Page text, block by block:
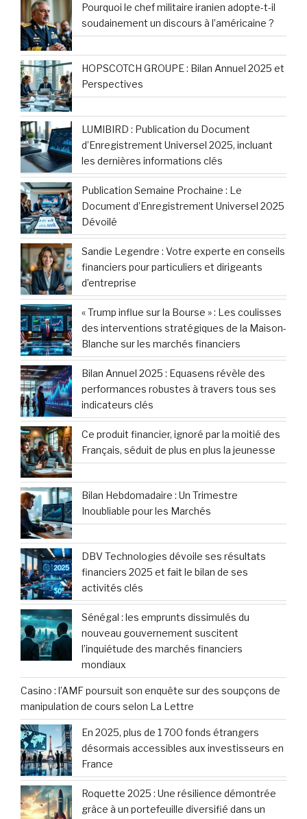
Pourquoi le chef militaire iranien adopte-t-il
soudainement un discours à l’américaine ?
HOPSCOTCH GROUPE : Bilan Annuel 2025 et
Perspectives
LUMIBIRD : Publication du Document
d’Enregistrement Universel 2025, incluant
les dernières informations clés
Publication Semaine Prochaine : Le
Document d’Enregistrement Universel 2025
Dévoilé
Sandie Legendre : Votre experte en conseils
financiers pour particuliers et dirigeants
d’entreprise
« Trump influe sur la Bourse » : Les coulisses
des interventions stratégiques de la Maison-
Blanche sur les marchés financiers
Bilan Annuel 2025 : Equasens révèle des
performances robustes à travers tous ses
indicateurs clés
Ce produit financier, ignoré par la moitié des
Français, séduit de plus en plus la jeunesse
Bilan Hebdomadaire : Un Trimestre
Inoubliable pour les Marchés
DBV Technologies dévoile ses résultats
financiers 2025 et fait le bilan de ses
activités clés
Sénégal : les emprunts dissimulés du
nouveau gouvernement suscitent
l’inquiétude des marchés financiers
mondiaux
Casino : l’AMF poursuit son enquête sur des soupçons de
manipulation de cours selon La Lettre
En 2025, plus de 1 700 fonds étrangers
désormais accessibles aux investisseurs en
France
Roquette 2025 : Une résilience démontrée
grâce à un portefeuille diversifié dans un